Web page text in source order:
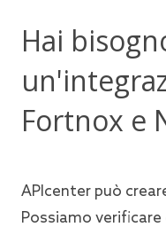
Hai
Fortnox e
APIcenter può
Possiamo